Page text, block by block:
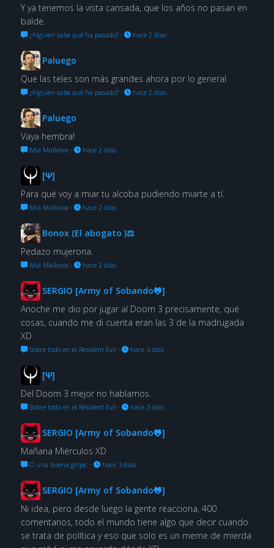
Y ya tenemos la vista cansada, que los años no pasan en
balde.
¿Alguien sabe qué ha pasado?· hace 2 días
Paluego
Que las teles son más grandes ahora por lo general
¿Alguien sabe qué ha pasado?· hace 2 días
Paluego
Vaya hembra!
Mia Malkova · hace 2 días
[Ψ]
Para qué voy a miar tu alcoba pudiendo miarte a tí.
Mia Malkova · hace 2 días
Bonox (El abogato )⚖
Pedazo mujerona.
Mia Malkova · hace 2 días
SERGIO [Army of Sobando🐸]
Anoche me dio por jugar al Doom 3 precisamente, qué
cosas, cuando me di cuenta eran las 3 de la madrugada
XD
Sobre todo en el Resident Evil · hace 3 días
[Ψ]
Del Doom 3 mejor no hablamos.
Sobre todo en el Resident Evil · hace 3 días
SERGIO [Army of Sobando🐸]
Mañana Miérculos XD
O una buena gripe. · hace 3 días
SERGIO [Army of Sobando🐸]
Ni idea, pero desde luego la gente reacciona, 400
comentarios, todo el mundo tiene algo que decir cuando
se trata de política y eso que solo es un meme de mierda